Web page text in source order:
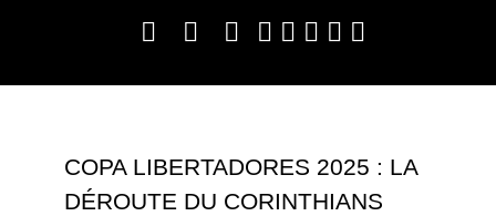
COPA LIBERTADORES 2025 : LA
DÉROUTE DU CORINTHIANS